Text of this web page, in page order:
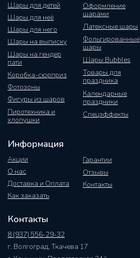
Шары для детей
Шары для неё
Шары на выписку
Шары на гендер
пати
Коробка-сюрприз
Фотозоны
Оформление
шарами
Фигуры из шаров
Латексные шары
Фольгированные
шары
Шары Bubbles
Шары для него
Товары для
праздника
Календарные
праздники
Пиротехника и
хлопушки
Спецэффекты
Информация
Акции
О нас
Как заказать
Гарантии
Отзывы
Контакты
Доставка и Оплата
Контакты
8 (937) 556-29-32
г. Волгоград, Ткачева 17